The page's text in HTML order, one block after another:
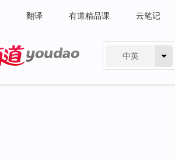
翻译 有道精品课 云笔记
中英